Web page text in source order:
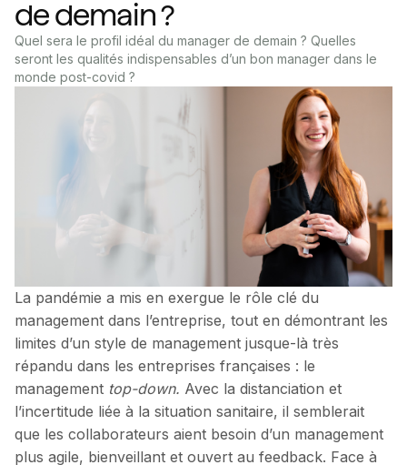
de demain ?
Quel sera le profil idéal du manager de demain ? Quelles
seront les qualités indispensables d’un bon manager dans le
monde post-covid ?
La pandémie a mis en exergue le rôle clé du
management dans l’entreprise, tout en démontrant les
limites d’un style de management jusque-là très
répandu dans les entreprises françaises : le
management top-down. Avec la distanciation et
l’incertitude liée à la situation sanitaire, il semblerait
que les collaborateurs aient besoin d’un management
plus agile, bienveillant et ouvert au feedback. Face à